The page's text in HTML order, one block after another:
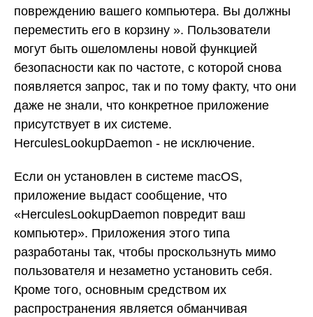
повреждению вашего компьютера. Вы должны
переместить его в корзину ». Пользователи
могут быть ошеломлены новой функцией
безопасности как по частоте, с которой снова
появляется запрос, так и по тому факту, что они
даже не знали, что конкретное приложение
присутствует в их системе.
HerculesLookupDaemon - не исключение.
Если он установлен в системе macOS,
приложение выдаст сообщение, что
«HerculesLookupDaemon повредит ваш
компьютер». Приложения этого типа
разработаны так, чтобы проскользнуть мимо
пользователя и незаметно установить себя.
Кроме того, основным средством их
распространения является обманчивая